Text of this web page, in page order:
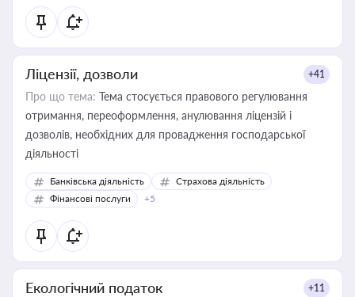
Ліцензії, дозволи +41
Про що тема: Тема стосується правового регулювання
отримання, переоформлення, анулювання ліцензій і
дозволів, необхідних для провадження господарської
діяльності
Банківська діяльність
Страхова діяльність
Фінансові послуги
+5
Екологічний податок +11